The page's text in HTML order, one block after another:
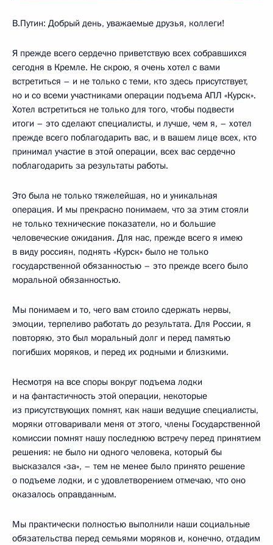
В.Путин: Добрый день, уважаемые друзья, коллеги!
Я прежде всего сердечно приветствую всех собравшихся
сегодня в Кремле. Не скрою, я очень хотел с вами
встретиться – и не только с теми, кто здесь присутствует,
но и со всеми участниками операции подъема АПЛ «Курск».
Хотел встретиться не только для того, чтобы подвести
итоги – это сделают специалисты, и лучше, чем я, – хотел
прежде всего поблагодарить вас, и в вашем лице всех, кто
принимал участие в этой операции, всех вас сердечно
поблагодарить за результаты работы.
Это была не только тяжелейшая, но и уникальная
операция. И мы прекрасно понимаем, что за этим стояли
не только технические показатели, но и большие
человеческие ожидания. Для нас, прежде всего я имею
в виду россиян, поднять «Курск» было не только
государственной обязанностью – это прежде всего было
моральной обязанностью.
Мы понимаем и то, чего вам стоило сдержать нервы,
эмоции, терпеливо работать до результата. Для России, я
повторяю, это был моральный долг и перед памятью
погибших моряков, и перед их родными и близкими.
Несмотря на все споры вокруг подъема лодки
и на фантастичность этой операции, некоторые
из присутствующих помнят, как наши ведущие специалисты,
моряки отговаривали меня от этого, члены Государственной
комиссии помнят нашу последнюю встречу перед принятием
решения: не было ни одного человека, который бы
высказался «за», – тем не менее было принято решение
о подъеме лодки, и с удовлетворением отмечаю, что оно
оказалось оправданным.
Мы практически полностью выполнили наши социальные
обязательства перед семьями моряков и, конечно, отдадим